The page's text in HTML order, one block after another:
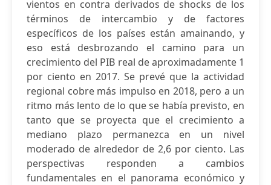
vientos en contra derivados de shocks de los
términos de intercambio y de factores
específicos de los países están amainando, y
eso está desbrozando el camino para un
crecimiento del PIB real de aproximadamente 1
por ciento en 2017. Se prevé que la actividad
regional cobre más impulso en 2018, pero a un
ritmo más lento de lo que se había previsto, en
tanto que se proyecta que el crecimiento a
mediano plazo permanezca en un nivel
moderado de alrededor de 2,6 por ciento. Las
perspectivas responden a cambios
fundamentales en el panorama económico y